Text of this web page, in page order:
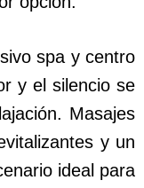
spa y centro
y el silencio se
Masajes
y un
ideal para